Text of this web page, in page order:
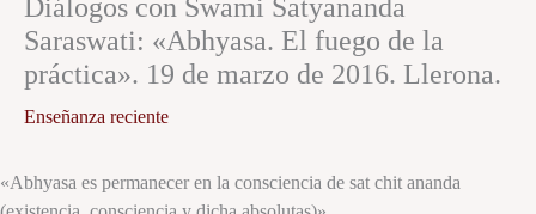
Diálogos con Swami Satyananda
Saraswati: «Abhyasa. El fuego de la
práctica». 19 de marzo de 2016. Llerona.
Enseñanza reciente
«Abhyasa es permanecer en la consciencia de sat chit ananda